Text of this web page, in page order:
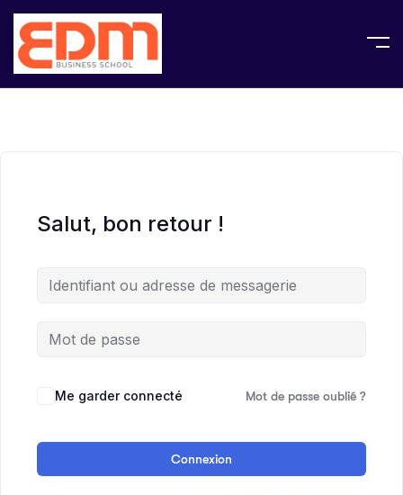
Salut, bon retour !
Me garder connecté Mot de passe oublié ?
Connexion